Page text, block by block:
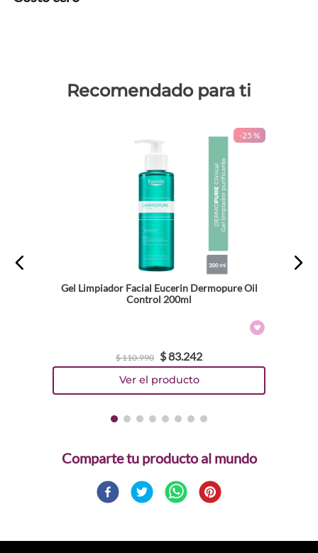
Recomendado para ti
-25 %
Gel Limpiador Facial Eucerin Dermopure Oil
Control 200ml
$110.990 $83.242
Comparte